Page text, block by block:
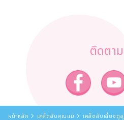
ติดตาม
หน้าหลัก เคล็ดลับคุณแม่ เคล็ดลับเลี้ยงดู